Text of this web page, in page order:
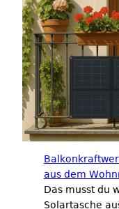
aus dem
Das musst du
Solartasche